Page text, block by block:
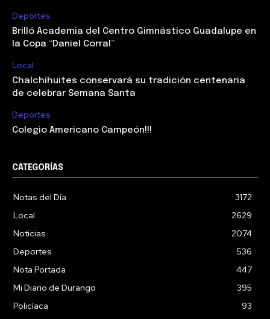
Deportes
Brilló Academia del Centro Gimnástico Guadalupe en
la Copa “Daniel Corral”
Local
Chalchihuites conservará su tradición centenaria
de celebrar Semana Santa
Deportes
Colegio Americano Campeón!!!
CATEGORÍAS
Notas del Día
3172
Local
2629
Noticias
2074
Deportes
536
Nota Portada
447
Mi Diario de Durango
395
Policíaca
93